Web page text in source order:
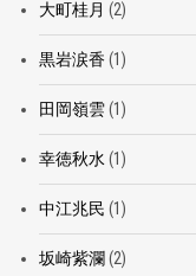
大町桂月 (2)
黒岩涙香(1)
田岡嶺雲(1)
幸徳秋水 (1)
中江兆民 (1)
坂崎紫瀾 (2)